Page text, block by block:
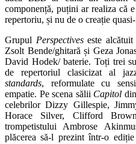
componență, puțini ar realiza că
repertoriu, și nu de o creație
Grupul Perspectiveseste
Zsolt Bende/ghitară și Geza
David Hodek/ baterie. Toți trei
de repertoriul clasicizat al
standards, reformulate cu
empatie. Pe scena sălii Capitol
celebrilor Dizzy Gillespie,
Horace Silver, Clifford
trompetistului Ambrose
plăcerea să-l prezint într-o